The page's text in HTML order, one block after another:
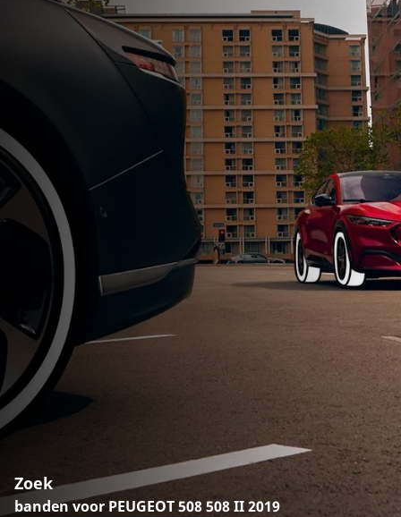
Zoek
banden voor PEUGEOT 508 508 II 2019